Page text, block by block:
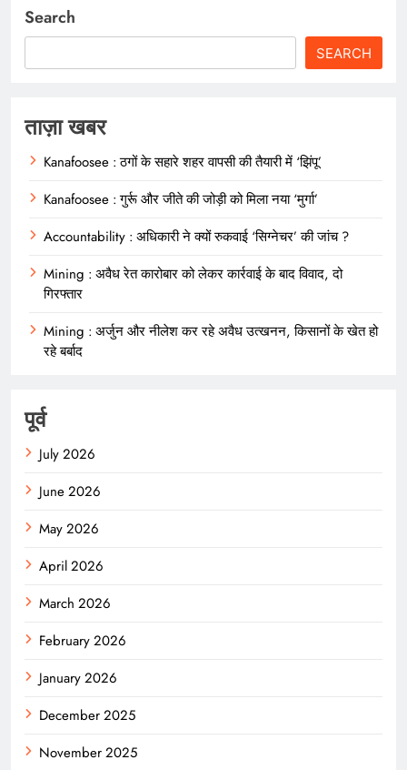
Search
SEARCH
ताज़ा खबर
Kanafoosee : ठगों के सहारे शहर वापसी की तैयारी में ‘झिंपू’
Kanafoosee : गुर्रू और जीते की जोड़ी को मिला नया ‘मुर्गा’
Accountability : अधिकारी ने क्यों रुकवाई ‘सिग्नेचर’ की जांच ?
Mining : अवैध रेत कारोबार को लेकर कार्रवाई के बाद विवाद, दो
गिरफ्तार
Mining : अर्जुन और नीलेश कर रहे अवैध उत्खनन, किसानों के खेत हो
रहे बर्बाद
पूर्व
July 2026
June 2026
May 2026
April 2026
March 2026
February 2026
January 2026
December 2025
November 2025